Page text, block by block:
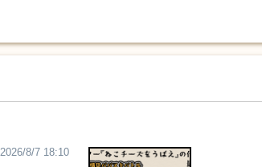
2026/8/7 18:10